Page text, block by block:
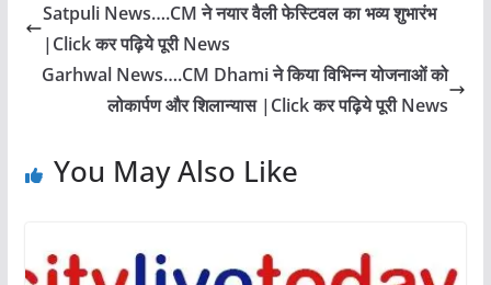
Satpuli News….CM ने नयार वैली फेस्टिवल का भव्य शुभारंभ
|Click कर पढ़िये पूरी News
Garhwal News….CM Dhami ने किया विभिन्न योजनाओं को
लोकार्पण और शिलान्यास |Click कर पढ़िये पूरी News
You May Also Like